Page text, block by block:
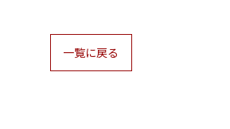
一覧に戻る